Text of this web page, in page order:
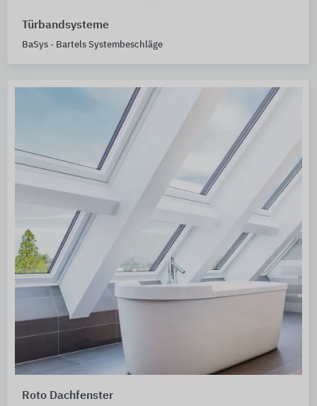
Türbandsysteme
BaSys - Bartels Systembeschläge
Roto Dachfenster